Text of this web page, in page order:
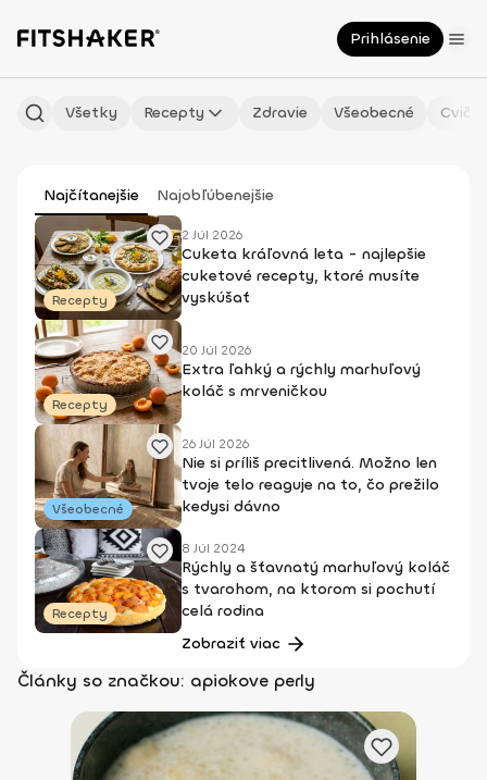
Prihlásenie
Všetky Recepty Zdravie Všeobecné
Najčítanejšie Najobľúbenejšie
Recepty
2 Júl 2026
Cuketa kráľovná leta - najlepšie
cuketové recepty, ktoré musíte
vyskúšať
Recepty
20 Júl 2026
Extra ľahký a rýchly marhuľový
koláč s mrveničkou
Všeobecné
26 Júl 2026
Nie si príliš precitlivená. Možno len
tvoje telo reaguje na to, čo prežilo
kedysi dávno
Recepty
8 Júl 2024
Rýchly a šťavnatý marhuľový koláč
s tvarohom, na ktorom si pochutí
celá rodina
Zobraziť viac
Články so značkou: apiokove perly